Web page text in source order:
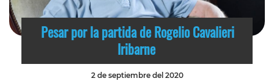
Pesar por la partida de Rogelio Cavalieri
Iribarne
2 de septiembre del 2020